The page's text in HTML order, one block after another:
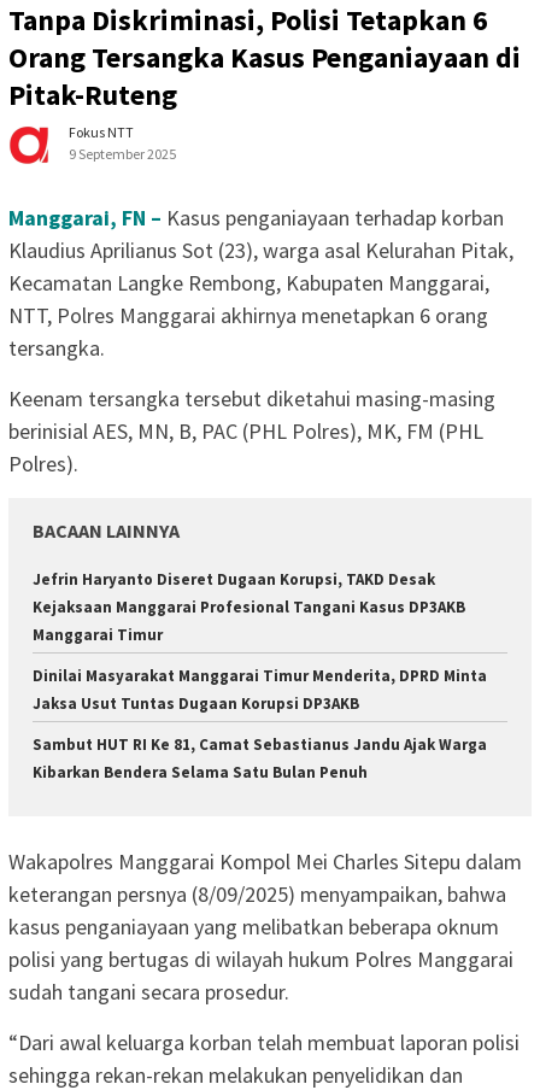
Tanpa Diskriminasi, Polisi Tetapkan 6
Orang Tersangka Kasus Penganiayaan di
Pitak-Ruteng
Fokus NTT
9 September 2025
Manggarai, FN – Kasus penganiayaan terhadap korban
Klaudius Aprilianus Sot (23), warga asal Kelurahan Pitak,
Kecamatan Langke Rembong, Kabupaten Manggarai,
NTT, Polres Manggarai akhirnya menetapkan 6 orang
tersangka.
Keenam tersangka tersebut diketahui masing-masing
berinisial AES, MN, B, PAC (PHL Polres), MK, FM (PHL
Polres).
BACAAN LAINNYA
Jefrin Haryanto Diseret Dugaan Korupsi, TAKD Desak
Kejaksaan Manggarai Profesional Tangani Kasus DP3AKB
Manggarai Timur
Dinilai Masyarakat Manggarai Timur Menderita, DPRD Minta
Jaksa Usut Tuntas Dugaan Korupsi DP3AKB
Sambut HUT RI Ke 81, Camat Sebastianus Jandu Ajak Warga
Kibarkan Bendera Selama Satu Bulan Penuh
Wakapolres Manggarai Kompol Mei Charles Sitepu dalam
keterangan persnya (8/09/2025) menyampaikan, bahwa
kasus penganiayaan yang melibatkan beberapa oknum
polisi yang bertugas di wilayah hukum Polres Manggarai
sudah tangani secara prosedur.
“Dari awal keluarga korban telah membuat laporan polisi
sehingga rekan-rekan melakukan penyelidikan dan